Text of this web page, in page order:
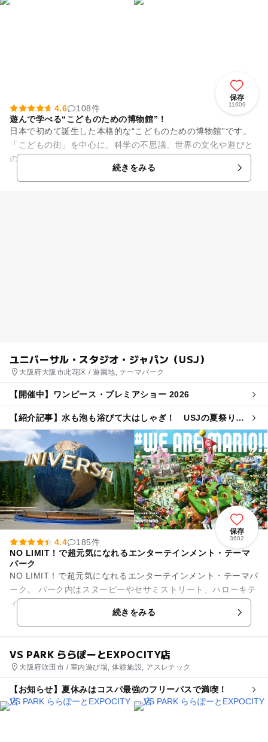
保存
11609
4.6
108件
遊んで学べる“こどものための博物館”！
日本で初めて誕生した本格的な“こどものための博物館”です。
「こどもの街」を中心に、科学の不思議、世界の文化や遊びと
の出会い等、遊びながら学べる展示物やいろいろなものづくり
続きをみる
ユニバーサル・スタジオ・ジャパン（USJ）
大阪府大阪市此花区 / 遊園地, テーマパーク
【開催中】ワンピース・プレミアショー 2026
【紹介記事】水も泡も浴びて大はしゃぎ！ USJの夏祭りナ
保存
3602
4.4
185件
NO LIMIT！で超元気になれるエンターテインメント・テーマ
パーク
NO LIMIT！で超元気になれるエンターテインメント・テーマパ
ーク。 パーク内はスヌーピーやセサミストリート、ハローキテ
ィ、ミニオンといったお子様向けキャラクターエリアが各所に
続きをみる
VS PARK ららぽーとEXPOCITY店
大阪府吹田市 / 室内遊び場, 体験施設, アスレチック
【お知らせ】夏休みはコスパ最強のフリーパスで満喫！